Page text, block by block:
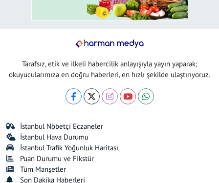
Tarafsız, etik ve ilkeli habercilik anlayışıyla yayın yaparak;
okuyucularımıza en doğru haberleri, en hızlı şekilde ulaştırıyoruz.
İstanbul Nöbetçi Eczaneler
İstanbul Hava Durumu
İstanbul Trafik Yoğunluk Haritası
Puan Durumu ve Fikstür
Tüm Manşetler
Son Dakika Haberleri